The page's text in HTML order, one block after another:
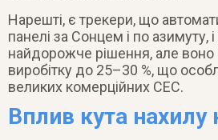
Нарешті, є трекери, що
панелі за Сонцем і по азимуту,
найдорожче рішення, але воно
виробітку до 25–30 %, що
великих комерційних СЕС.
Вплив кута нахилу